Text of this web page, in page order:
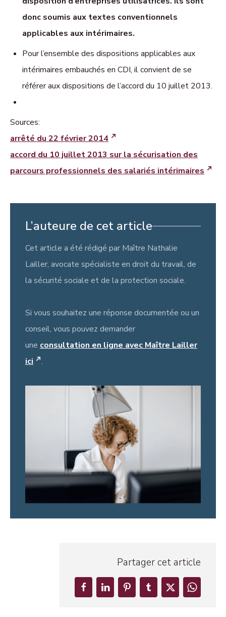
donc soumis aux textes conventionnels
applicables aux intérimaires.
Pour l’ensemble des dispositions applicables aux
intérimaires embauchés en CDI, il convient de se
référer aux dispositions de l’accord du 10 juillet 2013.
Sources:
arrêté du 22 février 2014
accord du 10 juillet 2013 sur la sécurisation des
parcours professionnels des salariés intérimaires
L’auteure de cet article
Cet article a été rédigé par Maître Nathalie
Lailler, avocate spécialiste en droit du travail, de
la sécurité sociale et de la protection sociale.
Si vous souhaitez une réponse documentée ou un
conseil, vous pouvez demander
une consultation en ligne avec Maître Lailler
ici
.
Partager cet article